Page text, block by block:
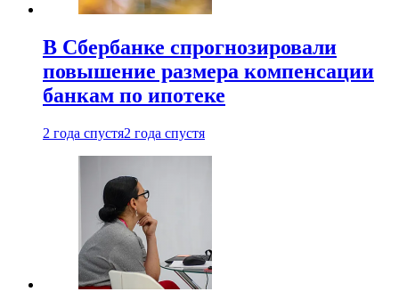
В Сбербанке спрогнозировали
повышение размера компенсации
банкам по ипотеке
2 года спустя2 года спустя